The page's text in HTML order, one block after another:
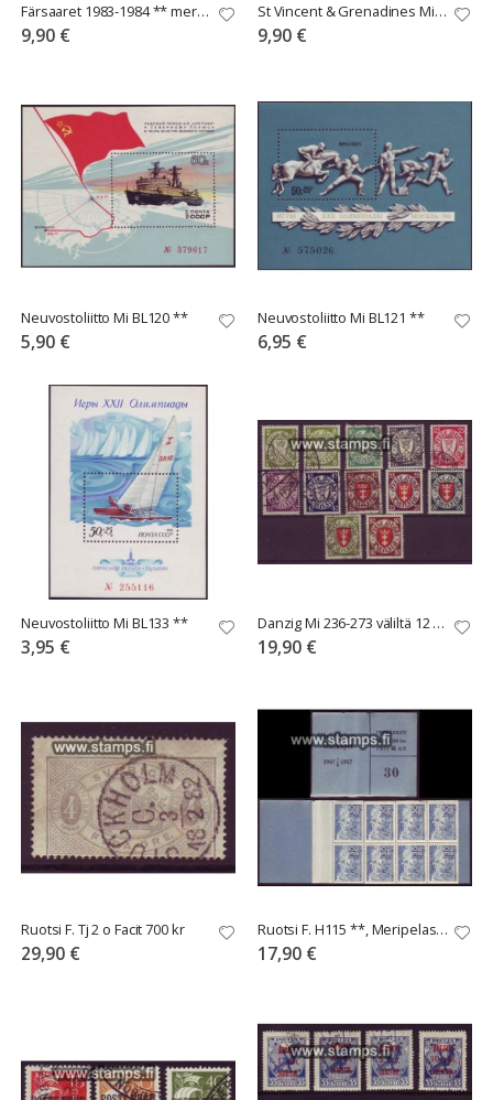
Färsaaret 1983-1984 ** merkit. F.770kr
9,90 €
St Vincent & Grenadines Michael Jackson blokki **
9,90 €
Neuvostoliitto Mi BL120 **
5,90 €
Neuvostoliitto Mi BL121 **
6,95 €
Neuvostoliitto Mi BL133 **
3,95 €
Danzig Mi 236-273 väliltä 12 eril. o/*
19,90 €
Ruotsi F. Tj 2 o Facit 700 kr
29,90 €
Ruotsi F. H115 **, Meripelastus
17,90 €